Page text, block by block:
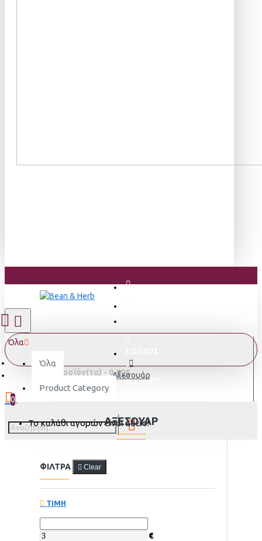
ΕΓΓΡΑΦΗ
Όλα
Όλα
Product Category
0 προϊόν(τα) - 0,00€
0
Το καλάθι αγορών είναι άδειο!
Αξεσουάρ
ΑΞΕΣΟΥΆΡ
ΦΙΛΤΡΑ Clear
ΤΙΜΗ
€